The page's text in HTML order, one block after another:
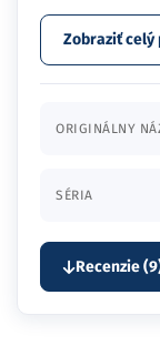
Zobraziť celý
ORIGINÁLNY
SÉRIA
Recenzie